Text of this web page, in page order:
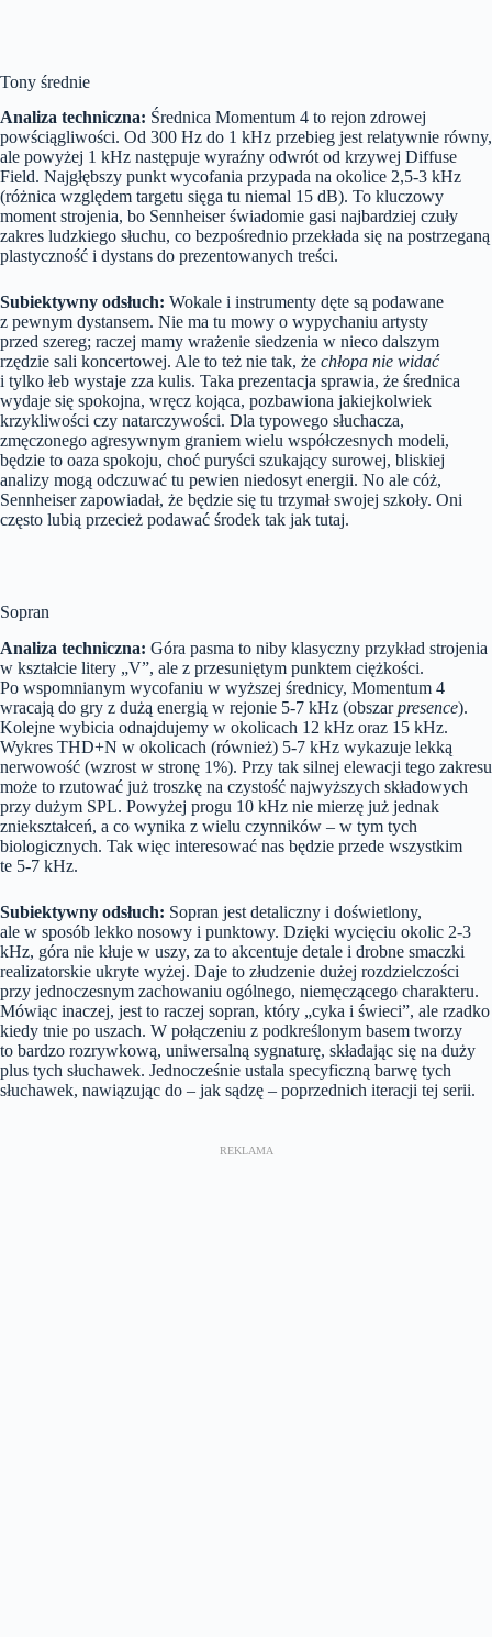
Tony średnie
Analiza techniczna: Średnica Momentum 4 to rejon zdrowej
powściągliwości. Od 300 Hz do 1 kHz przebieg jest relatywnie równy,
ale powyżej 1 kHz następuje wyraźny odwrót od krzywej Diffuse
Field. Najgłębszy punkt wycofania przypada na okolice 2,5-3 kHz
(różnica względem targetu sięga tu niemal 15 dB). To kluczowy
moment strojenia, bo Sennheiser świadomie gasi najbardziej czuły
zakres ludzkiego słuchu, co bezpośrednio przekłada się na postrzeganą
plastyczność i dystans do prezentowanych treści.
Subiektywny odsłuch: Wokale i instrumenty dęte są podawane
z pewnym dystansem. Nie ma tu mowy o wypychaniu artysty
przed szereg; raczej mamy wrażenie siedzenia w nieco dalszym
rzędzie sali koncertowej. Ale to też nie tak, że chłopa nie widać
i tylko łeb wystaje zza kulis. Taka prezentacja sprawia, że średnica
wydaje się spokojna, wręcz kojąca, pozbawiona jakiejkolwiek
krzykliwości czy natarczywości. Dla typowego słuchacza,
zmęczonego agresywnym graniem wielu współczesnych modeli,
będzie to oaza spokoju, choć puryści szukający surowej, bliskiej
analizy mogą odczuwać tu pewien niedosyt energii. No ale cóż,
Sennheiser zapowiadał, że będzie się tu trzymał swojej szkoły. Oni
często lubią przecież podawać środek tak jak tutaj.
Sopran
Analiza techniczna: Góra pasma to niby klasyczny przykład strojenia
w kształcie litery „V”, ale z przesuniętym punktem ciężkości.
Po wspomnianym wycofaniu w wyższej średnicy, Momentum 4
wracają do gry z dużą energią w rejonie 5-7 kHz (obszarpresence).
Kolejne wybicia odnajdujemy w okolicach 12 kHz oraz 15 kHz.
Wykres THD+N w okolicach (również) 5-7 kHz wykazuje lekką
nerwowość (wzrost w stronę 1%). Przy tak silnej elewacji tego zakresu
może to rzutować już troszkę na czystość najwyższych składowych
przy dużym SPL. Powyżej progu 10 kHz nie mierzę już jednak
zniekształceń, a co wynika z wielu czynników – w tym tych
biologicznych. Tak więc interesować nas będzie przede wszystkim
te 5-7 kHz.
Subiektywny odsłuch: Sopran jest detaliczny i doświetlony,
ale w sposób lekko nosowy i punktowy. Dzięki wycięciu okolic 2-3
kHz, góra nie kłuje w uszy, za to akcentuje detale i drobne smaczki
realizatorskie ukryte wyżej. Daje to złudzenie dużej rozdzielczości
przy jednoczesnym zachowaniu ogólnego, niemęczącego charakteru.
Mówiąc inaczej, jest to raczej sopran, który „cyka i świeci”, ale rzadko
kiedy tnie po uszach. W połączeniu z podkreślonym basem tworzy
to bardzo rozrywkową, uniwersalną sygnaturę, składając się na duży
plus tych słuchawek. Jednocześnie ustala specyficzną barwę tych
słuchawek, nawiązując do – jak sądzę – poprzednich iteracji tej serii.